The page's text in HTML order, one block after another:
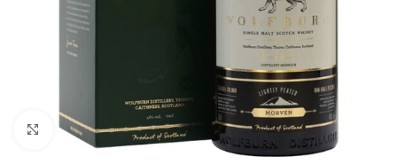
Click to enlarge